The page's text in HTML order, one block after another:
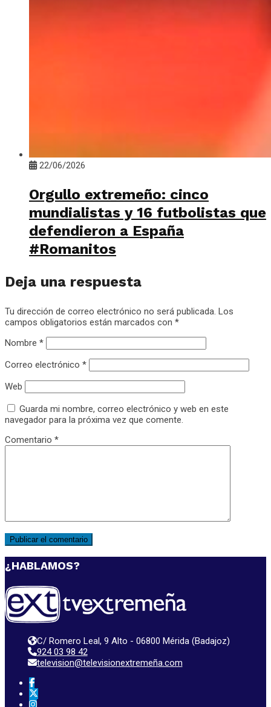
22/06/2026
Orgullo extremeño: cinco
mundialistas y 16 futbolistas que
defendieron a España
#Romanitos
Deja una respuesta
Tu dirección de correo electrónico no será publicada. Los
campos obligatorios están marcados con *
Nombre *
Correo electrónico *
Web
Guarda mi nombre, correo electrónico y web en este
navegador para la próxima vez que comente.
Comentario *
¿HABLAMOS?
C/ Romero Leal, 9 Alto - 06800 Mérida (Badajoz)
924 03 98 42
television@televisionextremeña.com